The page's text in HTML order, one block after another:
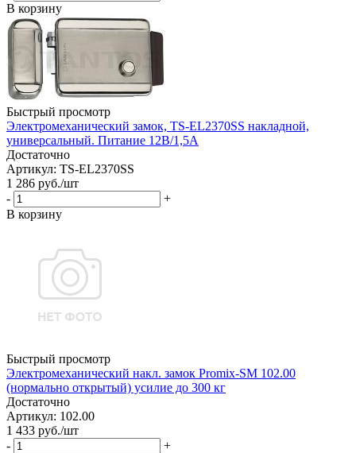
В корзину
Быстрый просмотр
Электромеханический замок, TS-EL2370SS накладной,
универсальный. Питание 12В/1,5А
Достаточно
Артикул: TS-EL2370SS
1 286 руб./шт
-
+
В корзину
Быстрый просмотр
Электромеханический накл. замок Promix-SM 102.00
(нормально открытый) усилие до 300 кг
Достаточно
Артикул: 102.00
1 433 руб./шт
-
+